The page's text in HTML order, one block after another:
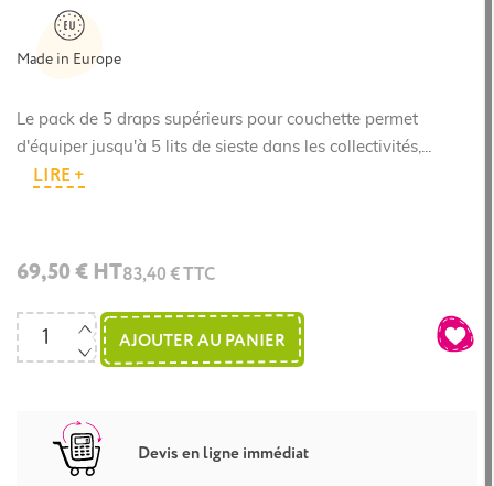
Made in Europe
Le pack de 5 draps supérieurs pour couchette permet
d'équiper jusqu'à 5 lits de sieste dans les collectivités,...
LIRE +
69,50 € HT83,40 € TTC
AJOUTER AU PANIER
Devis en ligne immédiat